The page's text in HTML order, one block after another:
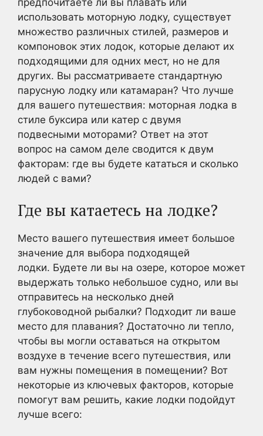
использовать моторную лодку, существует
множество различных стилей, размеров и
компоновок этих лодок, которые делают их
подходящими для одних мест, но не для
других. Вы рассматриваете стандартную
парусную лодку или катамаран? Что лучше
для вашего путешествия: моторная лодка в
стиле буксира или катер с двумя
подвесными моторами? Ответ на этот
вопрос на самом деле сводится к двум
факторам: где вы будете кататься и сколько
людей с вами?
Где вы катаетесь на лодке?
Место вашего путешествия имеет большое
значение для выбора подходящей
лодки. Будете ли вы на озере, которое может
выдержать только небольшое судно, или вы
отправитесь на несколько дней
глубоководной рыбалки? Подходит ли ваше
место для плавания? Достаточно ли тепло,
чтобы вы могли оставаться на открытом
воздухе в течение всего путешествия, или
вам нужны помещения в помещении? Вот
некоторые из ключевых факторов, которые
помогут вам решить, какие лодки подойдут
лучше всего: